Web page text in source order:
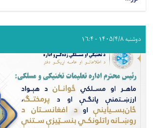
دوشنبه ۱۴۰۵/۴/۸ - ۱۶:۴